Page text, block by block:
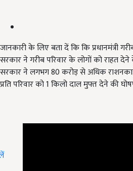
जानकारी के लिए बता दें कि कि प्रधानमंत्री
सरकार ने गरीब परिवार के लोगों को राहत
सरकार ने लगभग 80 करोड़ से अधिक
प्रति परिवार को 1 किलो दाल मुफ्त देने की